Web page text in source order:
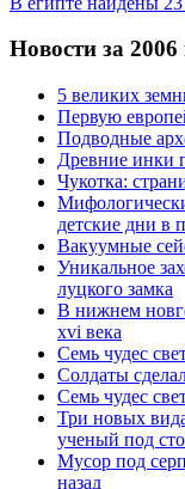
Новости за 2006
5 великих
Первую
Подводные
Древние инки
Чукотка:
детские дни в
Вакуумные
Уникальное
луцкого замка
В нижнем
xvi века
Семь чудес
Солдаты
Семь чудес
Три новых
ученый под
Мусор под
назад